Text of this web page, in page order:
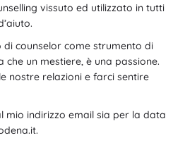
vissuto ed utilizzato in tutti
counselor come strumento di
un mestiere, è una passione.
nostre relazioni e farci sentire
mio indirizzo email sia per la data